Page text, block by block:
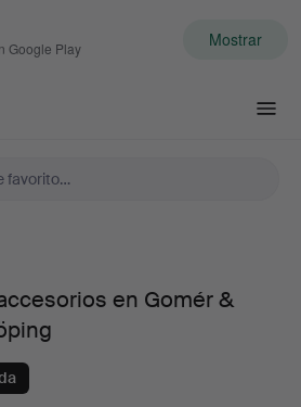
Google Play Mostrar
en Gomér &